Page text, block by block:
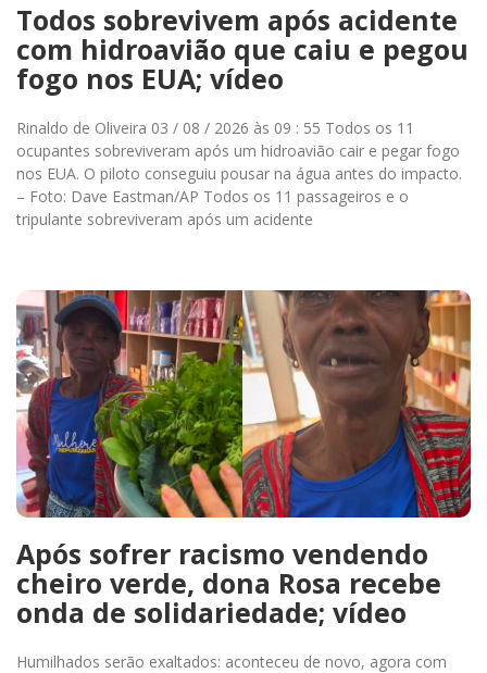
Todos sobrevivem após acidente
com hidroavião que caiu e pegou
fogo nos EUA; vídeo
Rinaldo de Oliveira 03 / 08 / 2026 às 09 : 55 Todos os 11
ocupantes sobreviveram após um hidroavião cair e pegar fogo
nos EUA. O piloto conseguiu pousar na água antes do impacto.
– Foto: Dave Eastman/AP Todos os 11 passageiros e o
tripulante sobreviveram após um acidente
Após sofrer racismo vendendo
cheiro verde, dona Rosa recebe
onda de solidariedade; vídeo
Humilhados serão exaltados: aconteceu de novo, agora com